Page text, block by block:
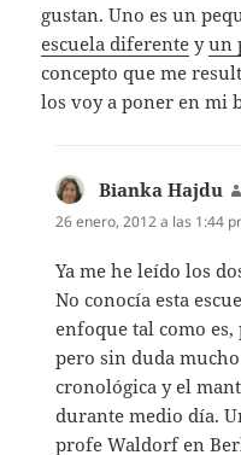
gustan. Uno es un
escuela diferente yun
concepto que me
los voy a poner en mi
Bianka Hajdu
26 enero, 2012 a las 1:44
Ya me he leído los
No conocía esta
enfoque tal como
pero sin duda
cronológica y el
durante medio día.
profe Waldorf en